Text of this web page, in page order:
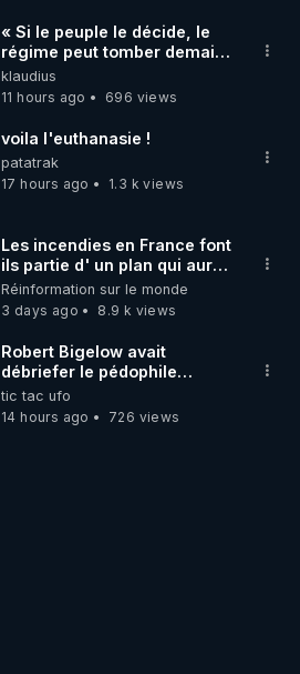
« Si le peuple le décide, le
régime peut tomber demain !
»
klaudius
11 hours ago
696 views
voila l'euthanasie !
patatrak
17 hours ago
1.3 k views
Les incendies en France font
ils partie d' un plan qui aurait
débuté le 11 septembre 2001
?
Réinformation sur le monde
3 days ago
8.9 k views
Robert Bigelow avait
débriefer le pédophile
génocidaire de donald j
trump
tic tac ufo
14 hours ago
726 views